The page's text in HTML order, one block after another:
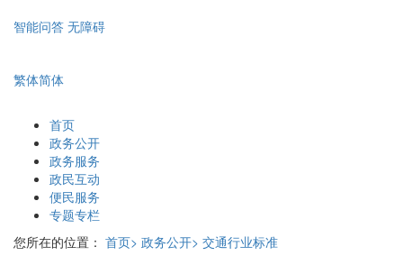
智能问答 无障碍
繁体简体
首页
政务公开
政务服务
政民互动
便民服务
专题专栏
您所在的位置： 首页> 政务公开> 交通行业标准